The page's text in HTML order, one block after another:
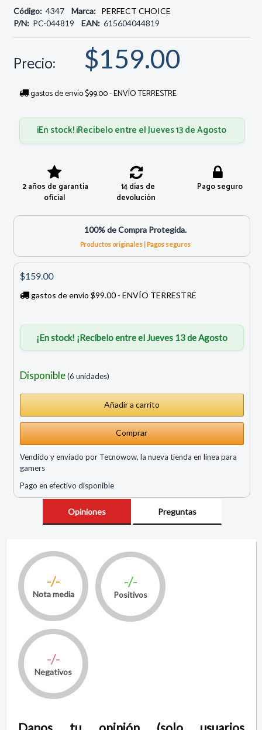
Código: 4347 Marca: PERFECT CHOICE
P/N: PC-044819 EAN: 615604044819
Precio: $159.00
gastos de envío $99.00 - ENVÍO TERRESTRE
¡En stock! ¡Recíbelo entre el Jueves 13 de Agosto
2 años de garantía
oficial
14 días de
devolución
Pago seguro
100% de Compra Protegida.
Productos originales | Pagos seguros
$159.00
gastos de envío $99.00 - ENVÍO TERRESTRE
¡En stock! ¡Recíbelo entre el Jueves 13 de Agosto
Disponible(6 unidades)
Comprar
Vendido y enviado por Tecnowow, la nueva tienda en linea para
gamers
Pago en efectivo disponible
Opiniones Preguntas
-/-
Nota media
-/-
Positivos
-/-
Negativos